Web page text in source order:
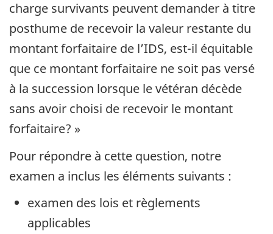
charge survivants peuvent demander à titre
posthume de recevoir la valeur restante du
montant forfaitaire de l’IDS, est-il équitable
que ce montant forfaitaire ne soit pas versé
à la succession lorsque le vétéran décède
sans avoir choisi de recevoir le montant
forfaitaire? »
Pour répondre à cette question, notre
examen a inclus les éléments suivants :
examen des lois et règlements
applicables